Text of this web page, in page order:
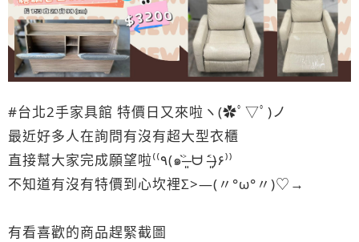
#台北2手家具館 特價日又來啦ヽ(✿ﾟ▽ﾟ)ノ
最近好多人在詢問有沒有超大型衣櫃
直接幫大家完成願望啦⁽⁽٩(๑˃̶͈̀ ᗨ ˂̶͈́)۶⁾⁾
不知道有沒有特價到心坎裡Σ>―(〃°ω°〃)♡→
有看喜歡的商品趕緊截圖